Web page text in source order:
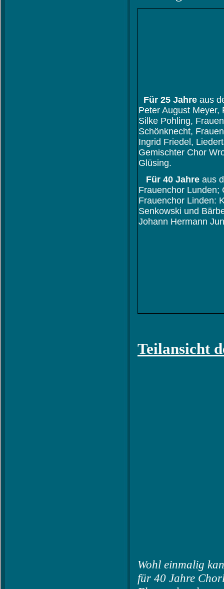
Für 25 Jahre aus
Peter August Meyer,
Silke Pohling,
Schönknecht,
Ingrid Friedel,
Gemischter Chor
Glüsing.
Für 40 Jahre aus
Frauenchor Lunden;
Frauenchor Linden:
Senkowski und
Johann Hermann
Teilansicht
Wohl einmalig
für 40 Jahre